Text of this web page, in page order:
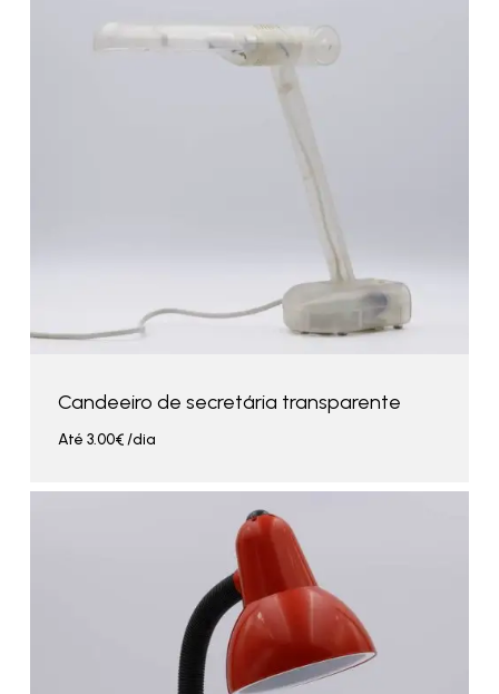
Candeeiro de secretária transparente
Até 3.00€/dia